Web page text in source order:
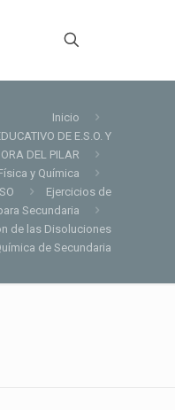
Inicio
DE E.S.O. Y
DEL PILAR
y Química
Ejercicios de
Secundaria
de las Disoluciones
de Secundaria